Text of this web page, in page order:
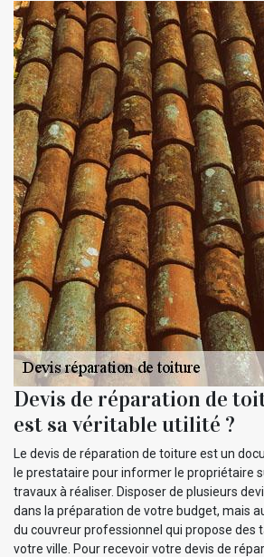
Devis de réparation de
est sa véritable utilité ?
Le devis de réparation de toiture est un
le prestataire pour informer le propriétaire
travaux à réaliser. Disposer de plusieurs
dans la préparation de votre budget, mais
du couvreur professionnel qui propose des
votre ville. Pour recevoir votre devis de